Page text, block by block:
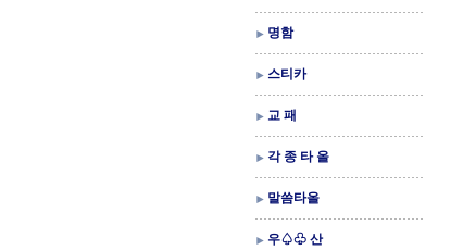
명함
스티카
교 패
각 종 타 올
말씀타올
우♤♧ 산